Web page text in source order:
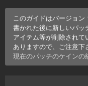
このガイドはバージョン
書かれた後に新しいパッ
アイテム等が削除され
ありますので、ご注意下
現在のパッチのケインの